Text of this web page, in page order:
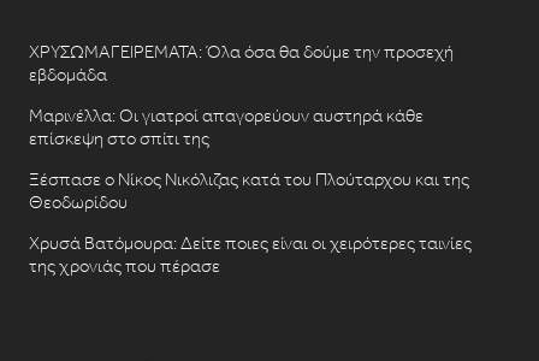
ΧΡΥΣΩΜΑΓΕΙΡΕΜΑΤΑ: Όλα όσα θα δούμε την προσεχή
εβδομάδα
Μαρινέλλα: Οι γιατροί απαγορεύουν αυστηρά κάθε
επίσκεψη στο σπίτι της
Ξέσπασε ο Νίκος Νικόλιζας κατά του Πλούταρχου και της
Θεοδωρίδου
Χρυσά Βατόμουρα: Δείτε ποιες είναι οι χειρότερες ταινίες
της χρονιάς που πέρασε